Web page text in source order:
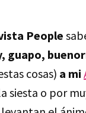
People
guapo,
cosas) a mi
siesta o por